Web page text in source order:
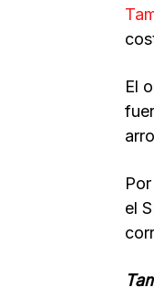
El
el